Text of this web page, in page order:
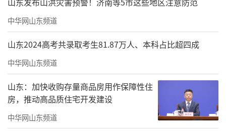
engjun Zhao
“一个人要观过世界，才能形成世界
观”赵孟君如是说。在赵孟君的眼里，一个人
世界观的形成，要读万卷书，也要行万里路。
从故乡到德国曼海姆，赵孟君一直在路上，从
未停下过脚步。他将丰富的游历经历带给他的
所见、所感、所思，呈现于画纸之上，他的作
品是自由的，充满激情的、独树一帜的。
中华网山东频道
山东2024高考共录取考生81.87万人、本科占比超四成
中华网山东频道
山东：加快收购存量商品房用作保障性住
房，推动高品质住宅开发建设
中华网山东频道